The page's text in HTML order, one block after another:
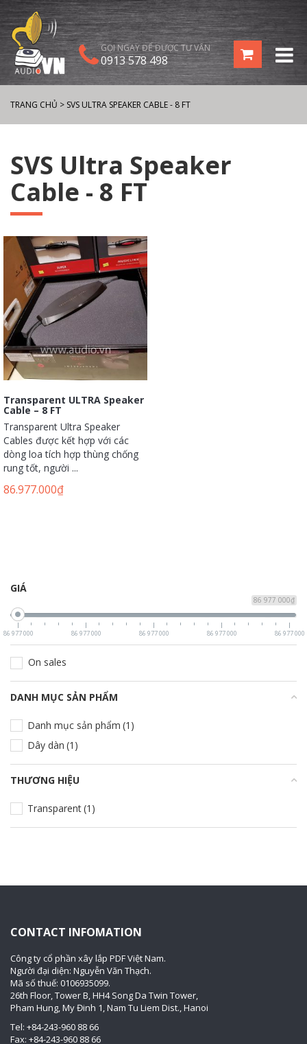
GỌI NGAY ĐỂ ĐƯỢC TƯ VẤN
0913 578 498
TRANG CHỦ > SVS ULTRA SPEAKER CABLE - 8 FT
SVS Ultra Speaker
Cable - 8 FT
Transparent ULTRA Speaker
Cable – 8 FT
Transparent Ultra Speaker
Cables được kết hợp với các
dòng loa tích hợp thùng chống
rung tốt, người ...
86.977.000₫
GIÁ
86 977 000₫
86 977 000 86 977 000 86 977 000 86 977 000 86 977 000
On sales
DANH MỤC SẢN PHẨM
Danh mục sản phẩm (1)
Dây dàn (1)
THƯƠNG HIỆU
Transparent(1)
CONTACT INFOMATION
Công ty cổ phần xây lắp PDF Việt Nam.
Người đại diện: Nguyễn Văn Thạch.
Mã số thuế: 0106935099.
26th Floor, Tower B, HH4 Song Da Twin Tower,
Pham Hung, My Đinh 1, Nam Tu Liem Dist., Hanoi
Tel: +84-243-960 88 66
Fax: +84-243-960 88 66